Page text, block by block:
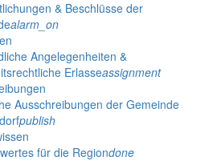
& Beschlüsse der
alarm_on
Angelegenheiten &
Erlasseassignment
Ausschreibungen der Gemeinde
publish
für die Regiondone